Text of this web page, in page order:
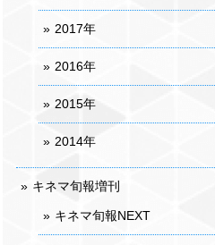
2017年
2016年
2015年
2014年
キネマ旬報増刊
キネマ旬報NEXT